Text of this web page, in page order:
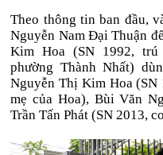
Theo thông tin ban đầu,
Nguyễn Nam Đại Thuận
Kim Hoa (SN 1992,
phường Thành Nhất)
Nguyễn Thị Kim Hoa (SN
mẹ của Hoa), Bùi Văn
Trần Tấn Phát (SN 2013,